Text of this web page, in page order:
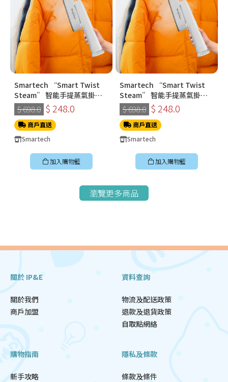
Smartech “Smart Twist
Steam” 智能手提蒸氣掛燙
機 (SS-8108)
$ 698.0 $ 248.0
商戶直送
Smartech
加入購物籃
Smartech “Smart Twist
Steam” 智能手提蒸氣掛燙
機 (SS-8108)
$ 698.0 $ 248.0
商戶直送
Smartech
加入購物籃
瀏覽更多商品
關於 IP&E
關於我們
商戶加盟
資料查詢
物流及配送政策
退款及退貨政策
自取點網絡
購物指南
新手攻略
隱私及條款
條款及條件